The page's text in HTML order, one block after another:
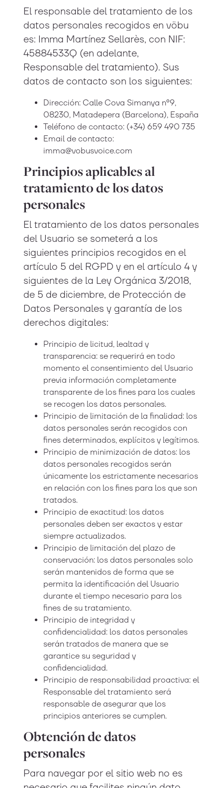
El responsable del tratamiento de los
datos personales recogidos en vöbu
es: Imma Martínez Sellarès, con NIF:
45884533Q (en adelante,
Responsable del tratamiento). Sus
datos de contacto son los siguientes:
Dirección: Calle Cova Simanya nº9,
08230, Matadepera (Barcelona), España
Teléfono de contacto: (+34) 659 490 735
Email de contacto:
imma@vobusvoice.com
Principios aplicables al
tratamiento de los datos
personales
El tratamiento de los datos personales
del Usuario se someterá a los
siguientes principios recogidos en el
artículo 5 del RGPD y en el artículo 4 y
siguientes de la Ley Orgánica 3/2018,
de 5 de diciembre, de Protección de
Datos Personales y garantía de los
derechos digitales:
Principio de licitud, lealtad y
transparencia: se requerirá en todo
momento el consentimiento del Usuario
previa información completamente
transparente de los fines para los cuales
se recogen los datos personales.
Principio de limitación de la finalidad: los
datos personales serán recogidos con
fines determinados, explícitos y legítimos.
Principio de minimización de datos: los
datos personales recogidos serán
únicamente los estrictamente necesarios
en relación con los fines para los que son
tratados.
Principio de exactitud: los datos
personales deben ser exactos y estar
siempre actualizados.
Principio de limitación del plazo de
conservación: los datos personales solo
serán mantenidos de forma que se
permita la identificación del Usuario
durante el tiempo necesario para los
fines de su tratamiento.
Principio de integridad y
confidencialidad: los datos personales
serán tratados de manera que se
garantice su seguridad y
confidencialidad.
Principio de responsabilidad proactiva: el
Responsable del tratamiento será
responsable de asegurar que los
principios anteriores se cumplen.
Obtención de datos
personales
Para navegar por el sitio web no es